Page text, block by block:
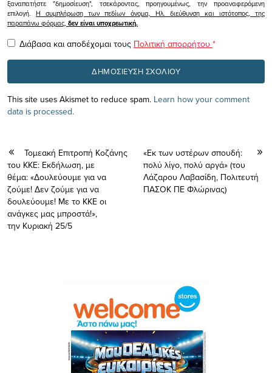
ξαναπατήστε "δημοσίευση", τσεκάροντας, προηγουμένως, την προαναφερόμενη
επιλογή.Η συμπλήρωση των πεδίων όνομα, Ηλ. διεύθυνση και ιστότοπος, της
παραπάνω φόρμας, δεν είναι υποχρεωτική.
Διάβασα και αποδέχομαι τους Πολιτική απορρήτου *
This site uses Akismet to reduce spam. Learn how your comment
data is processed.
Τομεακή Επιτροπή Κοζάνης
του ΚΚΕ: Eκδήλωση, με
θέμα: «Δουλεύουμε για να
ζούμε! Δεν ζούμε για να
δουλεύουμε! Με το ΚΚΕ οι
ανάγκες μας μπροστά!»,
την Κυριακή 25/5
«Εκ των υστέρων σπουδή:
πολύ λίγο, πολύ αργά» (του
Λάζαρου Λαβασίδη, Πολιτευτή
ΠΑΣΟΚ ΠΕ Φλώρινας)